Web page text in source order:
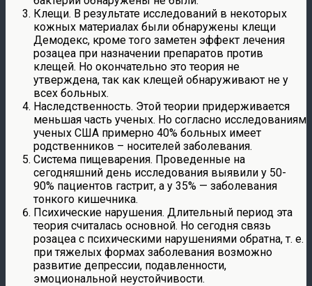
Клещи. В результате исследований в некоторых
кожных материалах были обнаружены клещи
Демодекс, кроме того заметен эффект лечения
розацеа при назначении препаратов против
клещей. Но окончательно это теория не
утверждена, так как клещей обнаруживают не у
всех больных.
Наследственность. Этой теории придерживается
меньшая часть ученых. Но согласно исследованиям
ученых США примерно 40% больных имеет
родственников – носителей заболевания.
Система пищеварения. Проведенные на
сегодняшний день исследования выявили у 50-
90% пациентов гастрит, а у 35% — заболевания
тонкого кишечника.
Психические нарушения. Длительный период эта
теория считалась основной. Но сегодня связь
розацеа с психическими нарушениями обратна, т. е.
при тяжелых формах заболевания возможно
развитие депрессии, подавленности,
эмоциональной неустойчивости.